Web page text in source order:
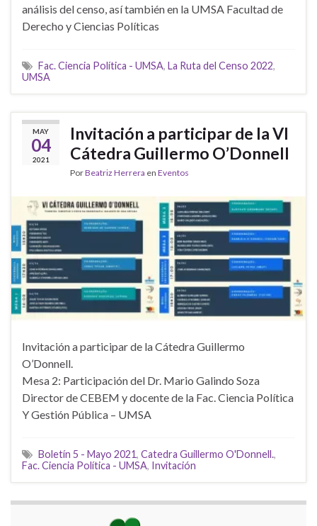
análisis del censo, así también en la UMSA Facultad de
Derecho y Ciencias Políticas
Fac. Ciencia Política - UMSA, La Ruta del Censo 2022,
UMSA
MAY
04
2021
Invitación a participar de la VI
Cátedra Guillermo O’Donnell
PorBeatriz Herrera en Eventos
Invitación a participar de la Cátedra Guillermo
O’Donnell.
Mesa 2: Participación del Dr. Mario Galindo Soza
Director de CEBEM y docente de la Fac. Ciencia Política
Y Gestión Pública – UMSA
Boletín 5 - Mayo 2021, Catedra Guillermo O'Donnell.,
Fac. Ciencia Política - UMSA, Invitación